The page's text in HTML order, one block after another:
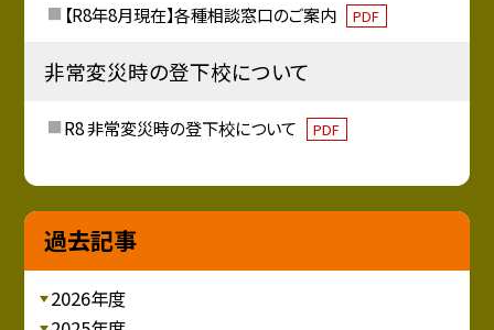
【R8年8月現在】各種相談窓口のご案内 PDF
非常変災時の登下校について
R8 非常変災時の登下校について PDF
過去記事
2026年度